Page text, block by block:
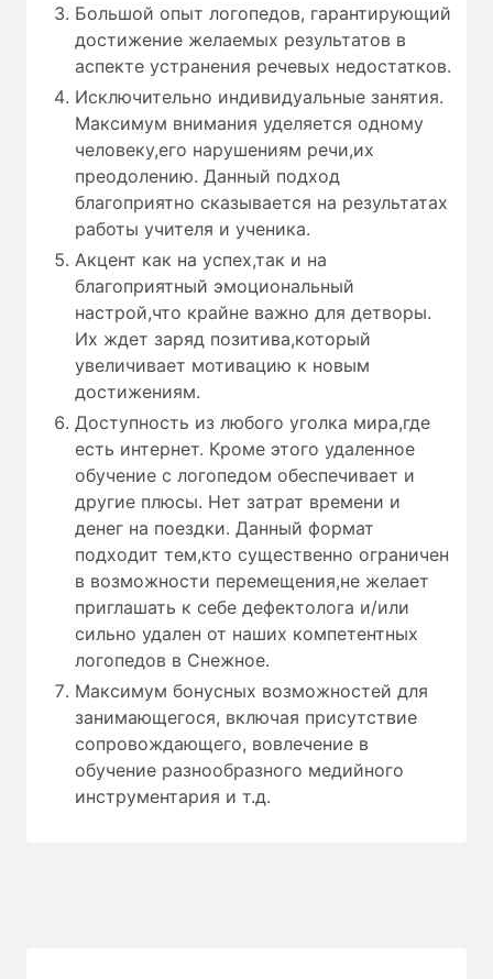
Большой опыт логопедов, гарантирующий
достижение желаемых результатов в
аспекте устранения речевых недостатков.
Исключительно индивидуальные занятия.
Максимум внимания уделяется одному
человеку,его нарушениям речи,их
преодолению. Данный подход
благоприятно сказывается на результатах
работы учителя и ученика.
Акцент как на успех,так и на
благоприятный эмоциональный
настрой,что крайне важно для детворы.
Их ждет заряд позитива,который
увеличивает мотивацию к новым
достижениям.
Доступность из любого уголка мира,где
есть интернет. Кроме этого удаленное
обучение с логопедом обеспечивает и
другие плюсы. Нет затрат времени и
денег на поездки. Данный формат
подходит тем,кто существенно ограничен
в возможности перемещения,не желает
приглашать к себе дефектолога и/или
сильно удален от наших компетентных
логопедов в Снежное.
Максимум бонусных возможностей для
занимающегося, включая присутствие
сопровождающего, вовлечение в
обучение разнообразного медийного
инструментария и т.д.